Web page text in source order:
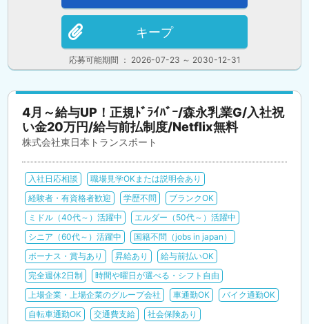
応募可能期間 ： 2026-07-23 ～ 2030-12-31
キープ
4月～給与UP！正規ﾄﾞﾗｲﾊﾞｰ/森永乳業G/入社祝
い金20万円/給与前払制度/Netflix無料
株式会社東日本トランスポート
入社日応相談
職場見学OKまたは説明会あり
経験者・有資格者歓迎
学歴不問
ブランクOK
ミドル（40代～）活躍中
エルダー（50代～）活躍中
シニア（60代～）活躍中
国籍不問（jobs in japan）
ボーナス・賞与あり
昇給あり
給与前払いOK
完全週休2日制
時間や曜日が選べる・シフト自由
上場企業・上場企業のグループ会社
車通勤OK
バイク通勤OK
自転車通勤OK
交通費支給 社会保険あり